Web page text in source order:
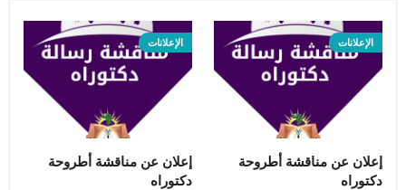
الإعلانات
إعلان عن مناقشة أطروحة
دكتوراه
الإعلانات
إعلان عن مناقشة أطروحة
دكتوراه